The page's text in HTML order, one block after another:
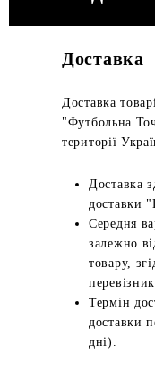
Доставка
Доставка
"Футбольна
території
Доставка
доставки
Середня
залежно
товару,
Термін
доставки
дні).